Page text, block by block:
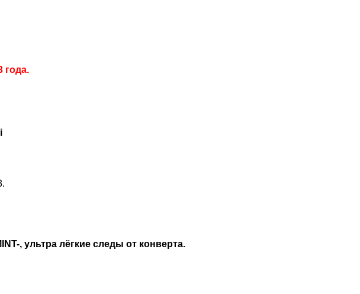
года.
, ультра лёгкие следы от конверта.